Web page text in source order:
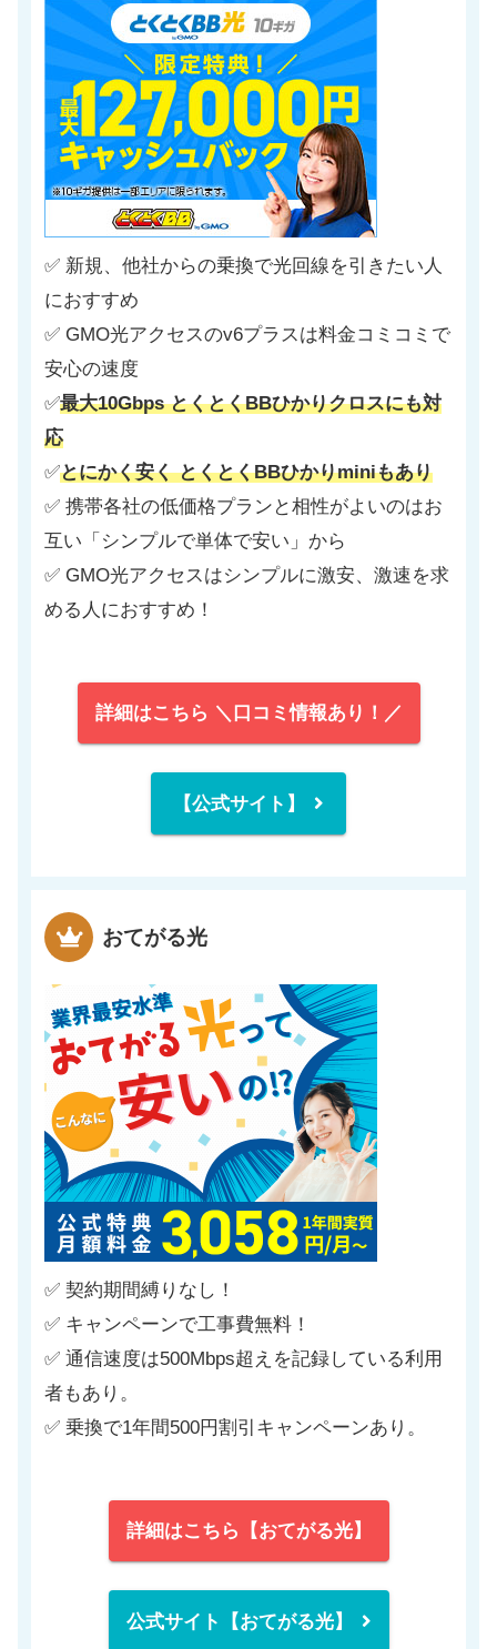
✅ 新規、他社からの乗換で光回線を引きたい人
におすすめ
✅ GMO光アクセスのv6プラスは料金コミコミで
安心の速度
✅最大10Gbps とくとくBBひかりクロスにも対
応
✅とにかく安く とくとくBBひかりminiもあり
✅ 携帯各社の低価格プランと相性がよいのはお
互い「シンプルで単体で安い」から
✅ GMO光アクセスはシンプルに激安、激速を求
める人におすすめ！
詳細はこちら ＼口コミ情報あり！／
【公式サイト】
おてがる光
✅ 契約期間縛りなし！
✅ キャンペーンで工事費無料！
✅ 通信速度は500Mbps超えを記録している利用
者もあり。
✅ 乗換で1年間500円割引キャンペーンあり。
詳細はこちら【おてがる光】
公式サイト【おてがる光】